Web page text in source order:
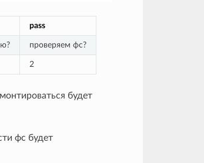
pass
проверяем фс?
2
будет
фс будет